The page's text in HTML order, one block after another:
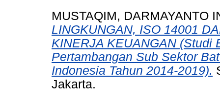
MUSTAQIM, DARMAYANTO
LINGKUNGAN, ISO 14001
KINERJA KEUANGAN (Studi
Pertambangan Sub Sektor
Indonesia Tahun 2014-2019).
Jakarta.